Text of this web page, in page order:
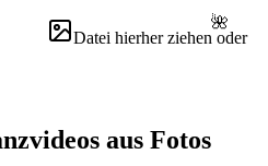
🌺
Datei hierher ziehen oder
aus Fotos